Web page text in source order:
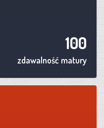
100
zdawalność matury